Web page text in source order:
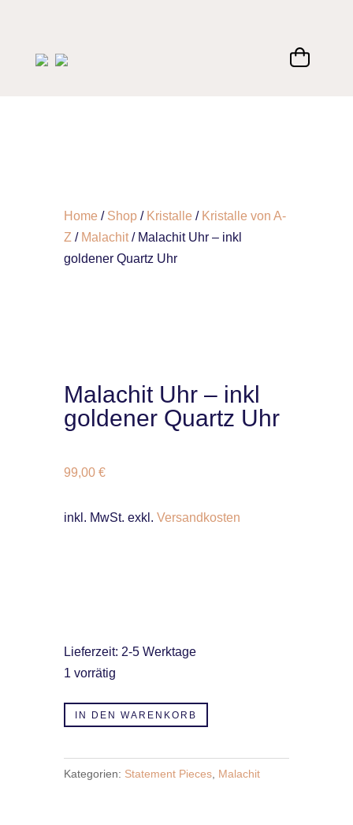
Home / Shop/ Kristalle / Kristalle von A-
Z / Malachit/ Malachit Uhr – inkl
goldener Quartz Uhr
Malachit Uhr – inkl
goldener Quartz Uhr
99,00 €
inkl. MwSt. exkl. Versandkosten
Lieferzeit: 2-5 Werktage
1 vorrätig
Malachit
-
inkl
IN DEN WARENKORB
Kategorien: Statement Pieces, Malachit